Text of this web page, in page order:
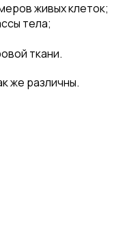
живых клеток;
тела;
ткани.
же различны.